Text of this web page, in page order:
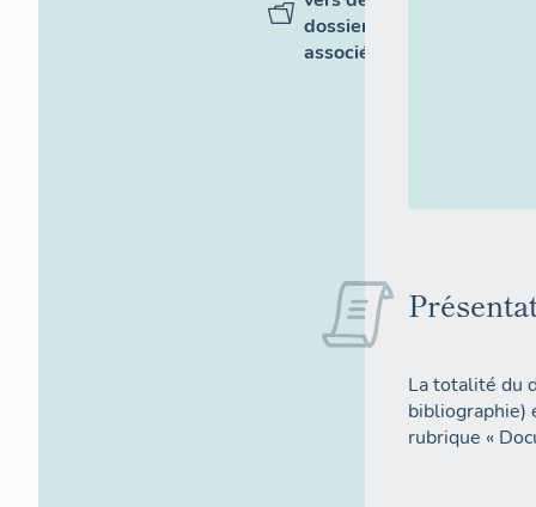
dossiers
associés
La totalité du
bibliographie)
rubrique «